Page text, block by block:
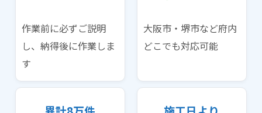
作業前に必ずご説明
し、納得後に作業しま
す
大阪市・堺市など府内
どこでも対応可能